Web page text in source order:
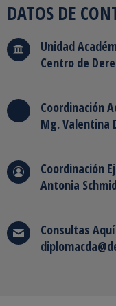
DATOS DE
Unidad
Centro de
Coordinación
Mg. Valentina
Coordinación
Antonia
Consultas Aquí